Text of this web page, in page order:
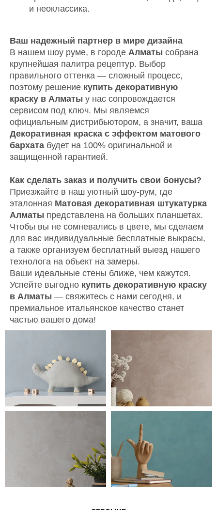
и неоклассика.
Ваш надежный партнер в мире дизайна
В нашем шоу руме, в городе Алматы собрана
крупнейшая палитра рецептур. Выбор
правильного оттенка — сложный процесс,
поэтому решение купить декоративную
краску в Алматы у нас сопровождается
сервисом под ключ. Мы являемся
официальным дистрибьютором, а значит, ваша
Декоративная краска с эффектом матового
бархата будет на 100% оригинальной и
защищенной гарантией.
Как сделать заказ и получить свои бонусы?
Приезжайте в наш уютный шоу-рум, где
эталонная Матовая декоративная штукатурка
Алматы представлена на больших планшетах.
Чтобы вы не сомневались в цвете, мы сделаем
для вас индивидуальные бесплатные выкрасы,
а также организуем бесплатный выезд нашего
технолога на объект на замеры.
Ваши идеальные стены ближе, чем кажутся.
Успейте выгодно купить декоративную краску
в Алматы — свяжитесь с нами сегодня, и
премиальное итальянское качество станет
частью вашего дома!